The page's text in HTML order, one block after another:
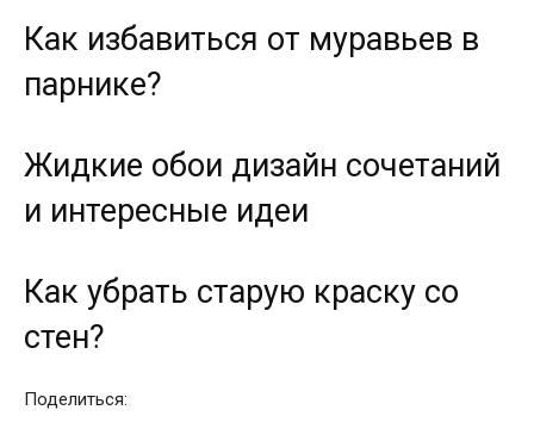
Как избавиться от муравьев в
парнике?
Жидкие обои дизайн сочетаний
и интересные идеи
Как убрать старую краску со
стен?
Поделиться: